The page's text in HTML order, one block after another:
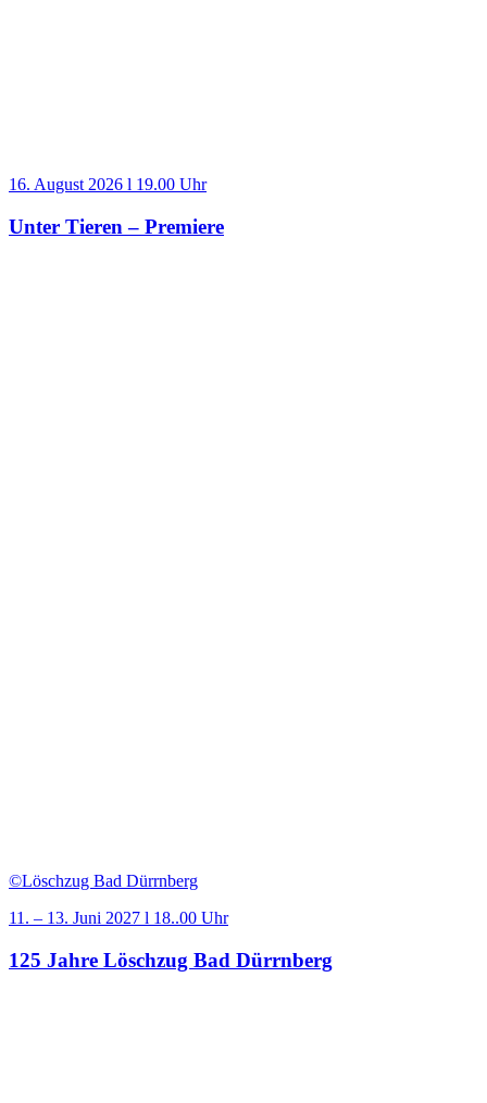
16. August 2026 l 19.00 Uhr
Unter Tieren – Premiere
©Löschzug Bad Dürrnberg
11. – 13. Juni 2027 l 18..00 Uhr
125 Jahre Löschzug Bad Dürrnberg